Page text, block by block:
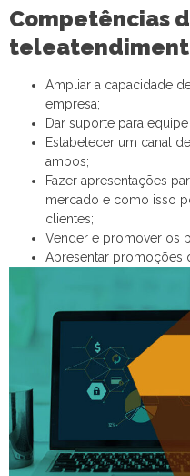
Competências
Ampliar a capacidade
empresa;
Dar suporte para
Estabelecer um canal
ambos;
Fazer apresentações
mercado e como isso
clientes;
Vender e promover os
Apresentar promoções